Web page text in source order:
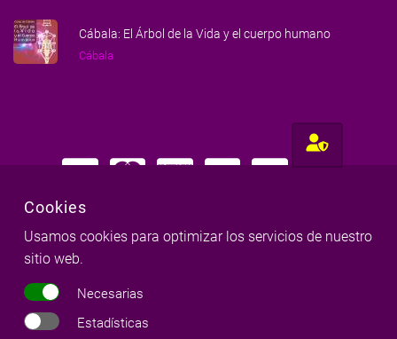
Cábala: El Árbol de la Vida y el cuerpo humano
Cábala
Hecho con amor para gente amorosa
Copyright©2026
Aviso legal | Política de cookies
Cookies
Usamos cookies para optimizar los servicios de nuestro
sitio web.
Necesarias
Estadísticas